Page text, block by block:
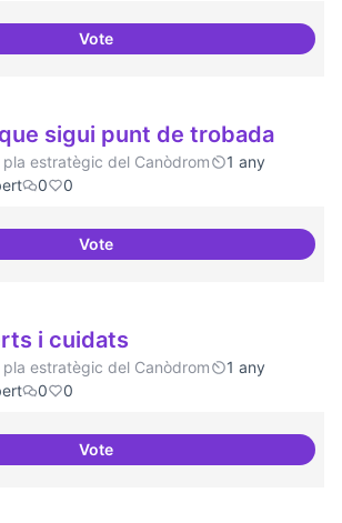
VoteMemòria Històrica - Referencia
sigui punt de trobada
pla estratègic del Canòdrom
1 any
0 0
VoteBar obert, que sigui punt de
i cuidats
pla estratègic del Canòdrom
1 any
0 0
VoteEspais oberts i cuidats